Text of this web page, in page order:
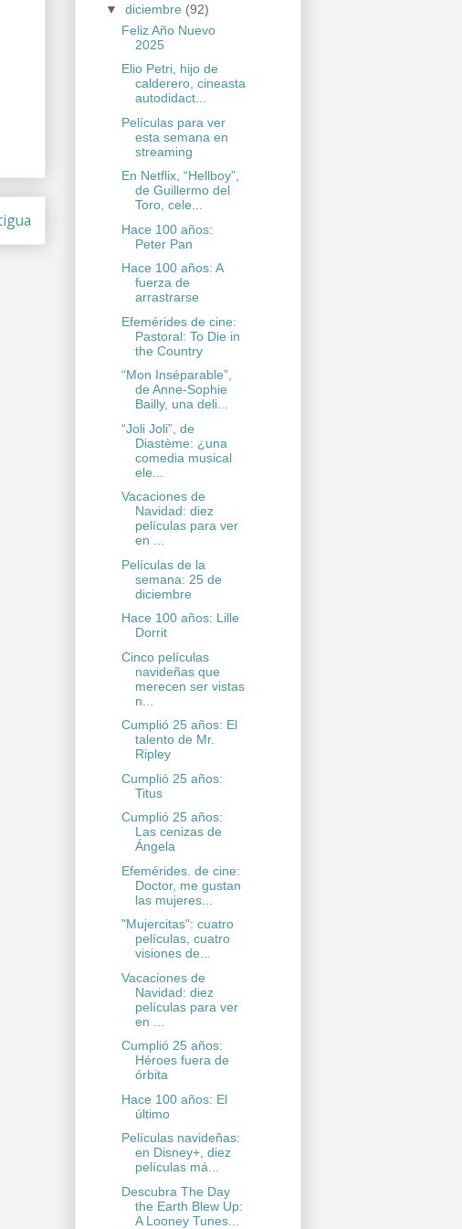
▼ diciembre (92)
Feliz Año Nuevo
2025
Elio Petri, hijo de
calderero, cineasta
autodidact...
Películas para ver
esta semana en
streaming
En Netflix, “Hellboy”,
de Guillermo del
Toro, cele...
Hace 100 años:
Peter Pan
Hace 100 años: A
fuerza de
arrastrarse
Efemérides de cine:
Pastoral: To Die in
the Country
“Mon Inséparable”,
de Anne-Sophie
Bailly, una deli...
“Joli Joli”, de
Diastème: ¿una
comedia musical
ele...
Vacaciones de
Navidad: diez
películas para ver
en ...
Películas de la
semana: 25 de
diciembre
Hace 100 años: Lille
Dorrit
Cinco películas
navideñas que
merecen ser vistas
n...
Cumplió 25 años: El
talento de Mr.
Ripley
Cumplió 25 años:
Titus
Cumplió 25 años:
Las cenizas de
Ángela
Efemérides. de cine:
Doctor, me gustan
las mujeres...
"Mujercitas": cuatro
películas, cuatro
visiones de...
Vacaciones de
Navidad: diez
películas para ver
en ...
Cumplió 25 años:
Héroes fuera de
órbita
Hace 100 años: El
último
Películas navideñas:
en Disney+, diez
películas má...
Descubra The Day
the Earth Blew Up:
A Looney Tunes...